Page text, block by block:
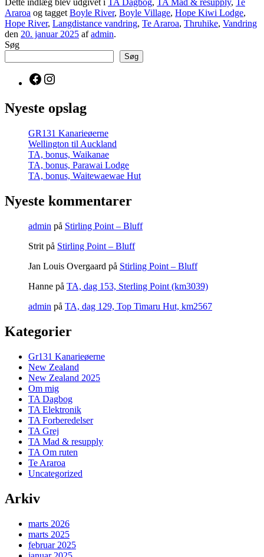
Dette indlæg blev udgivet i TA Dagbog, TA Mad & resupply, Te
Araroa og tagget Boyle River, Boyle Village, Hope Kiwi Lodge,
Hope River, Langdistance vandring, Te Araroa, Thruhike, Vandring
den 20. januar 2025 afadmin.
Søg
Søg
Facebook
Nyeste opslag
GR131 Kanarieøerne
Wellington til Auckland
TA, bonus, Waikanae
TA, bonus, Parawai Lodge
TA, bonus, Waitewaewae Hut
Nyeste kommentarer
admin på Stirling Point – Bluff
Strit på Stirling Point – Bluff
Jan Louis Overgaard på Stirling Point – Bluff
Hanne på TA, dag 153, Sterling Point (km3039)
admin på TA, dag 129, Top Timaru Hut, km2567
Kategorier
Gr131 Kanarieøerne
New Zealand
New Zealand 2025
Om mig
TA Dagbog
TA Elektronik
TA Forberedelser
TA Grej
TA Mad & resupply
TA Om ruten
Te Araroa
Uncategorized
Arkiv
marts 2026
marts 2025
februar 2025